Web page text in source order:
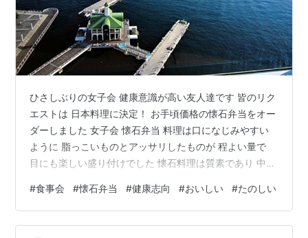
ひさしぶりの女子会 健康意識が高い友人達です 皆のリク
エストは 日本料理に決定！ お手頃価格の懐石弁当をオー
ダーしました 女子会 懐石弁当 料理は口になじみやすい
ように 脂っこいものとアッサリしたものが 程よい量で
目にも楽しい盛り付けでした 懐石料理は質素であり 中身
してきた とろけるような懐石料理の〆は みんな大好きな
抹茶アイスクリームです おいしいアイスクリームは マイ
ナスの温度で 凍っているにもかかわらず 滑らかでフワフ
#食事会 #懐石弁当 #健康志向 #おいしい #たのしい